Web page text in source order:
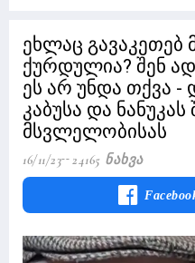
ეხლაც გავაკეთებ
ქურდულია? შენ
ეს არ უნდა თქვა -
კაბუსა და
მსვლელობისას
16/11/23 24165 Ნახვა